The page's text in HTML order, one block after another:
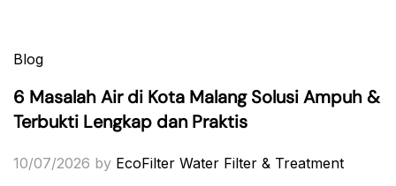
Blog
6 Masalah Air di Kota Malang Solusi Ampuh &
Terbukti Lengkap dan Praktis
10/07/2026 by EcoFilter Water Filter & Treatment